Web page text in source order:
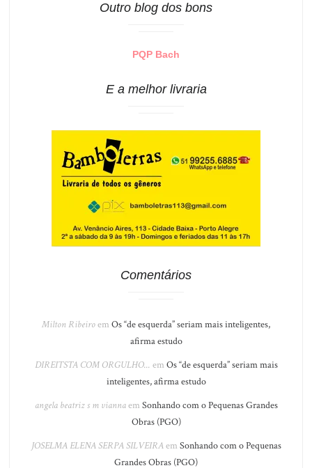
Outro blog dos bons
PQP Bach
E a melhor livraria
Comentários
Milton Ribeiroem Os “de esquerda” seriam mais inteligentes,
afirma estudo
DIREITSTA COM ORGULHO... em Os “de esquerda” seriam mais
inteligentes, afirma estudo
angela beatriz s m viannaem Sonhando com o Pequenas Grandes
Obras (PGO)
JOSELMA ELENA SERPA SILVEIRAem Sonhando com o Pequenas
Grandes Obras (PGO)